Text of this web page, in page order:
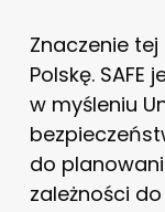
Znaczenie
Polskę.
w myśleniu
do
zależności